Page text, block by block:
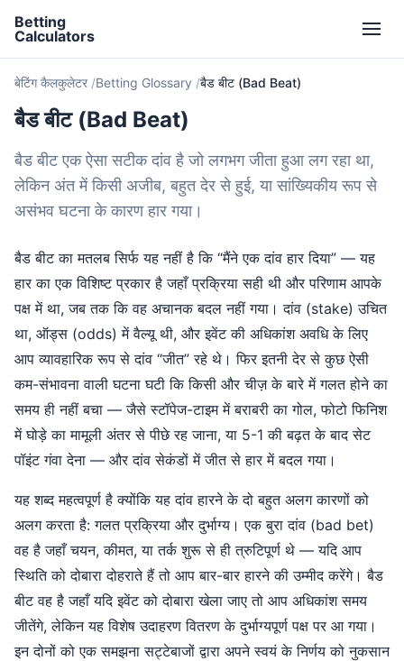
Betting
Calculators
बेटिंग कैलकुलेटर Betting Glossary बैड बीट (Bad Beat)
बैड बीट (Bad Beat)
बैड बीट एक ऐसा सटीक दांव है जो लगभग जीता हुआ लग रहा था,
लेकिन अंत में किसी अजीब, बहुत देर से हुई, या सांख्यिकीय रूप से
असंभव घटना के कारण हार गया।
बैड बीट का मतलब सिर्फ यह नहीं है कि “मैंने एक दांव हार दिया” — यह
हार का एक विशिष्ट प्रकार है जहाँ प्रक्रिया सही थी और परिणाम आपके
पक्ष में था, जब तक कि वह अचानक बदल नहीं गया। दांव (stake) उचित
था, ऑड्स (odds) में वैल्यू थी, और इवेंट की अधिकांश अवधि के लिए
आप व्यावहारिक रूप से दांव “जीत” रहे थे। फिर इतनी देर से कुछ ऐसी
कम-संभावना वाली घटना घटी कि किसी और चीज़ के बारे में गलत होने का
समय ही नहीं बचा — जैसे स्टॉपेज-टाइम में बराबरी का गोल, फोटो फिनिश
में घोड़े का मामूली अंतर से पीछे रह जाना, या 5-1 की बढ़त के बाद सेट
पॉइंट गंवा देना — और दांव सेकंडों में जीत से हार में बदल गया।
यह शब्द महत्वपूर्ण है क्योंकि यह दांव हारने के दो बहुत अलग कारणों को
अलग करता है: गलत प्रक्रिया और दुर्भाग्य। एक बुरा दांव (bad bet)
वह है जहाँ चयन, कीमत, या तर्क शुरू से ही त्रुटिपूर्ण थे — यदि आप
स्थिति को दोबारा दोहराते हैं तो आप बार-बार हारने की उम्मीद करेंगे। बैड
बीट वह है जहाँ यदि इवेंट को दोबारा खेला जाए तो आप अधिकांश समय
जीतेंगे, लेकिन यह विशेष उदाहरण वितरण के दुर्भाग्यपूर्ण पक्ष पर आ गया।
इन दोनों को एक समझना सट्टेबाजों द्वारा अपने स्वयं के निर्णय को नुकसान